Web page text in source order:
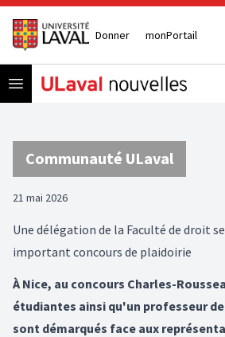
Donner monPortail
Open menu
Communauté ULaval
21 mai 2026
Une délégation de la Faculté de droit
important concours de plaidoirie
À Nice, au concours Charles-
étudiantes ainsi qu'un professeur
sont démarqués face aux